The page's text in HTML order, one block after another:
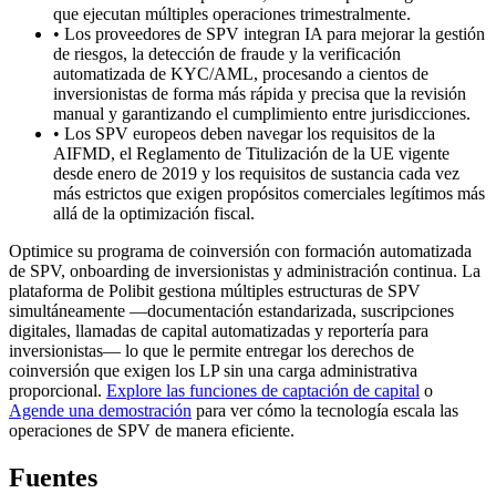
que ejecutan múltiples operaciones trimestralmente.
• Los proveedores de SPV integran IA para mejorar la gestión
de riesgos, la detección de fraude y la verificación
automatizada de KYC/AML, procesando a cientos de
inversionistas de forma más rápida y precisa que la revisión
manual y garantizando el cumplimiento entre jurisdicciones.
• Los SPV europeos deben navegar los requisitos de la
AIFMD, el Reglamento de Titulización de la UE vigente
desde enero de 2019 y los requisitos de sustancia cada vez
más estrictos que exigen propósitos comerciales legítimos más
allá de la optimización fiscal.
Optimice su programa de coinversión con formación automatizada
de SPV, onboarding de inversionistas y administración continua. La
plataforma de Polibit gestiona múltiples estructuras de SPV
simultáneamente —documentación estandarizada, suscripciones
digitales, llamadas de capital automatizadas y reportería para
inversionistas— lo que le permite entregar los derechos de
coinversión que exigen los LP sin una carga administrativa
proporcional. Explore las funciones de captación de capital o
Agende una demostración para ver cómo la tecnología escala las
operaciones de SPV de manera eficiente.
Fuentes